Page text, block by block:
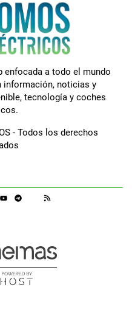
enfocada a todo el mundo
información, noticias y
tecnología y coches
- Todos los derechos
Telegram
Google Discover